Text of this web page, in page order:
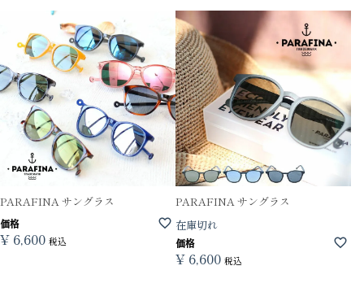
PARAFINA サングラス
価格
¥ 6,600 税込
PARAFINA サングラス
在庫切れ
価格
¥ 6,600 税込